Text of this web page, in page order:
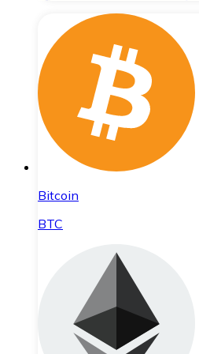
Bitcoin
BTC